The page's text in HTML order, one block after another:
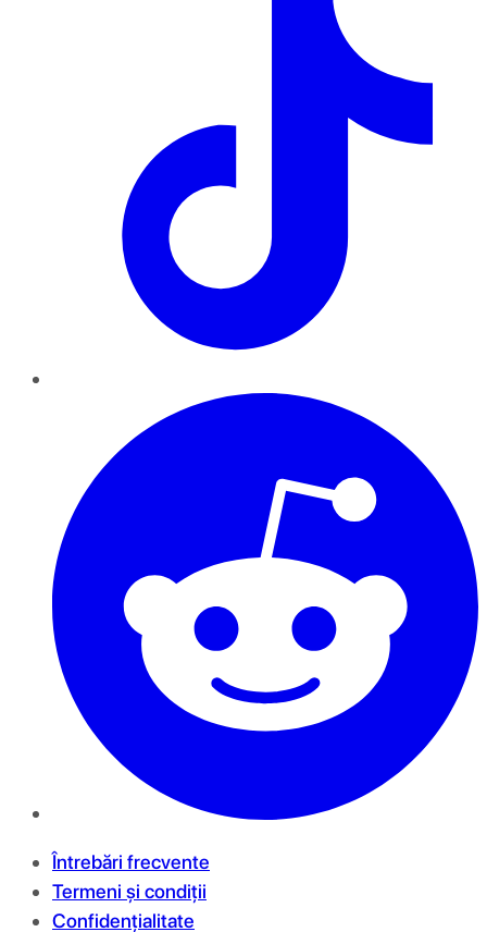
Întrebări frecvente
Termeni și condiții
Confidențialitate